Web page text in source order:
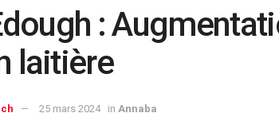
:
laitière
25 mars 2024 in Annaba